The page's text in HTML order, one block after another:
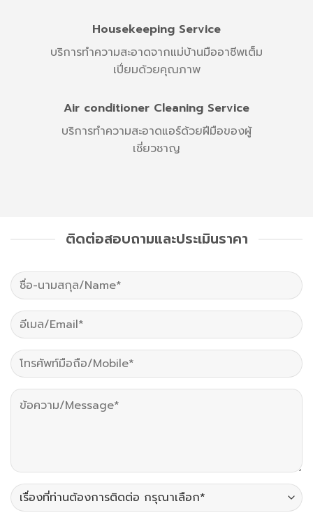
Housekeeping Service
บริการทำความสะอาดจากแม่บ้านมืออาชีพเต็ม
เปี่ยมด้วยคุณภาพ
Air conditioner Cleaning Service
บริการทำความสะอาดแอร์ด้วยฝีมือของผู้
เชี่ยวชาญ
ติดต่อสอบถามและประเมินราคา